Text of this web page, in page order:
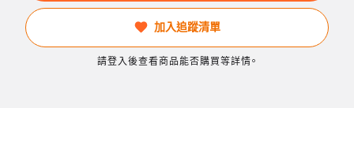
加入追蹤清單
請登入後查看商品能否購買等詳情。